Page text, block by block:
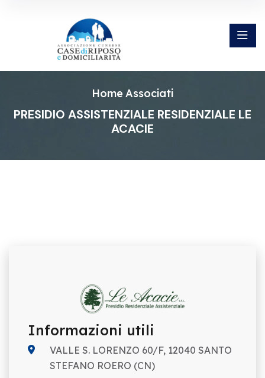
Home Associati
PRESIDIO ASSISTENZIALE RESIDENZIALE LE
ACACIE
Informazioni utili
VALLE S. LORENZO 60/F, 12040 SANTO
STEFANO ROERO (CN)